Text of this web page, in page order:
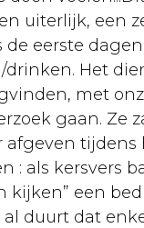
uiterlijk, een
de eerste
drinken. Het
met
gaan. Ze
afgeven tijdens
: als kersvers
kijken” een
al duurt dat